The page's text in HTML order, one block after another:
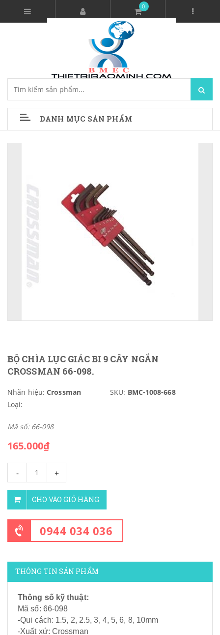
0
DANH MỤC SẢN PHẨM
BỘ CHÌA LỤC GIÁC BI 9 CÂY NGẮN
CROSSMAN 66-098.
Nhãn hiệu: Crossman SKU: BMC-1008-668
Loại:
Mã số: 66-098
165.000₫
- +
CHO VÀO GIỎ HÀNG
0944 034 036
THÔNG TIN SẢN PHẨM
Thông số kỹ thuật:
Mã số: 66-098
-Qui cách: 1.5, 2, 2.5, 3, 4, 5, 6, 8, 10mm
-Xuất xứ: Crossman